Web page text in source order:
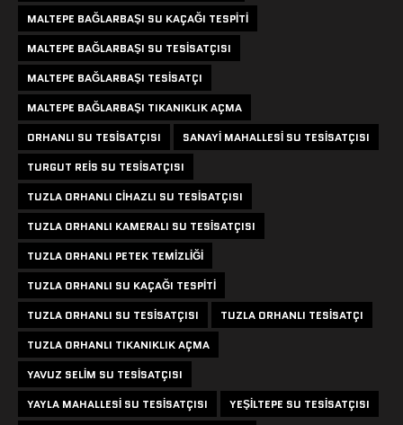
MALTEPE BAĞLARBAŞI SU KAÇAĞI TESPITI
MALTEPE BAĞLARBAŞI SU TESISATÇISI
MALTEPE BAĞLARBAŞI TESISATÇI
MALTEPE BAĞLARBAŞI TIKANIKLIK AÇMA
ORHANLI SU TESISATÇISI
SANAYI MAHALLESI SU TESISATÇISI
TURGUT REIS SU TESISATÇISI
TUZLA ORHANLI CIHAZLI SU TESISATÇISI
TUZLA ORHANLI KAMERALI SU TESISATÇISI
TUZLA ORHANLI PETEK TEMIZLIĞI
TUZLA ORHANLI SU KAÇAĞI TESPITI
TUZLA ORHANLI SU TESISATÇISI
TUZLA ORHANLI TESISATÇI
TUZLA ORHANLI TIKANIKLIK AÇMA
YAVUZ SELIM SU TESISATÇISI
YAYLA MAHALLESI SU TESISATÇISI
YEŞILTEPE SU TESISATÇISI